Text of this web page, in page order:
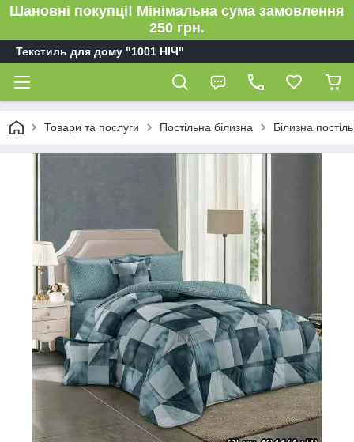
Шановні покупці! Мінімальна сума замовлення
250 грн.
Текстиль для дому "1001 НІЧ"
Товари та послуги Постільна білизна Білизна